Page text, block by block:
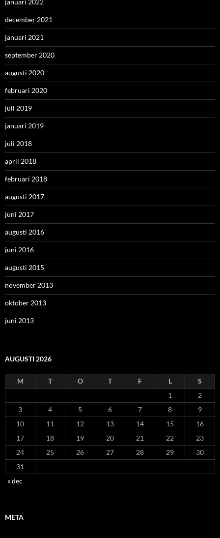
januari 2022
december 2021
januari 2021
september 2020
augusti 2020
februari 2020
juli 2019
januari 2019
juli 2018
april 2018
februari 2018
augusti 2017
juni 2017
augusti 2016
juni 2016
augusti 2015
november 2013
oktober 2013
juni 2013
AUGUSTI 2026
M T O T F L
S
1
2
3
4 5 6 7 8
9
10
11 12 13 14 15
16
17
18 19 20 21 22
23
24
25 26 27 28 29
30
31
« dec
META